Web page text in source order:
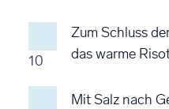
10
Zum Schluss
das warme
Mit Salz nach